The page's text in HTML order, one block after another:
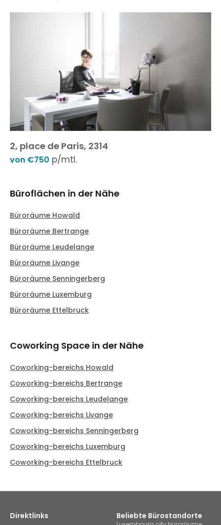
2, place de Paris, 2314
von €750 p/mtl.
Büroflächen in der Nähe
Büroräume Howald
Büroräume Bertrange
Büroräume Leudelange
Büroräume Livange
Büroräume Senningerberg
Büroräume Luxemburg
Büroräume Ettelbruck
Coworking Space in der Nähe
Coworking-bereichs Howald
Coworking-bereichs Bertrange
Coworking-bereichs Leudelange
Coworking-bereichs Livange
Coworking-bereichs Senningerberg
Coworking-bereichs Luxemburg
Coworking-bereichs Ettelbruck
Direktlinks
Beliebte Bürostandorte